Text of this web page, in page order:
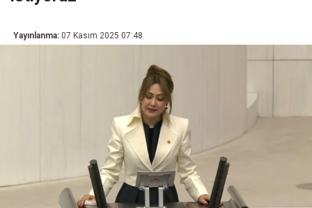
Yayınlanma: 07 Kasım 2025 07:48